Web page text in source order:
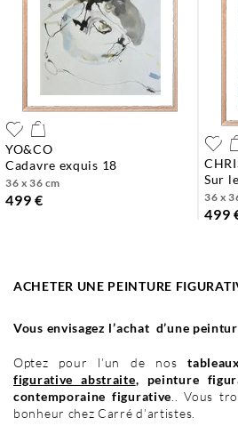
YO&CO
cadavre exquis 18
36 x 36 cm
499 €
sur
36 x
499
ACHETER UNE PEINTURE
Vous envisagez l’achat d’une
Optez pour l’un de nos
figurative abstraite, peinture
contemporaine figurative .. Vous
bonheur chez Carré d’artistes.